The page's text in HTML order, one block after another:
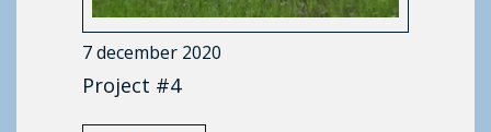
7 december 2020
Project #4